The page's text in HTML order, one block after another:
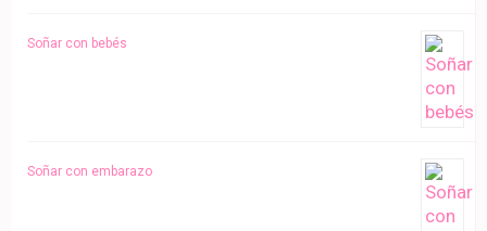
Soñar con bebés
Soñar con embarazo